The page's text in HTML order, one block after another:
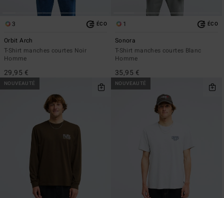
3 ÉCO
Orbit Arch
T-Shirt manches courtes Noir
Homme
29,95 €
1 ÉCO
Sonora
T-Shirt manches courtes Blanc
Homme
35,95 €
NOUVEAUTÉ NOUVEAUTÉ